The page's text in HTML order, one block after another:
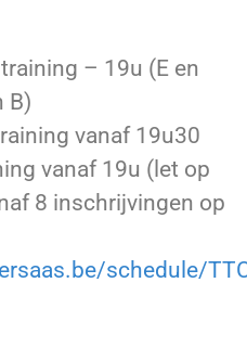
– 19u (E en
B)
vanaf 19u30
vanaf 19u (let op
8 inschrijvingen op
schedule/